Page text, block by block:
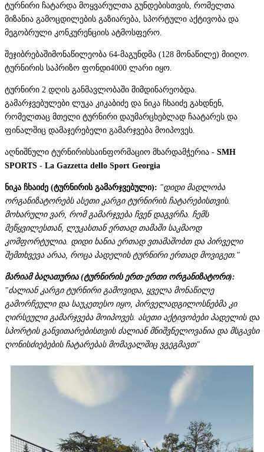
ტურნირი ჩატარდა მოყვარულთა გუნდებისთვის, რომელთა
მიზანია გამოცდილების გაზიარება, სპორტული აქტივობა და
მეგობრული კონკურენციის ატმოსფერო.
შეჯიბრებაშიმონაწილეობა 64-მაგუნდმა (128 მონაწილე) მიიღო.
ტურნირის საპრიზო ფონდი4000 ლარი იყო.
ტურნირი 2 დღის განმავლობაში მიმდინარეობდა.
გამარჯვებულები ლუკა კიკაბიძე და ნიკა ჩხაიძე გახდნენ,
რომელთაც მთელი ტურნირი დაუმარცხებლად ჩაატარეს და
ფინალშიც დამაჯერებელი გამარჯვება მოიპოვეს.
აღნიშნული ტურნირისსაინფორმაციო მხარდამჭერია - SMH
SPORTS - La Gazzetta dello Sport Georgia
ნიკა ჩხაიძე (ტურნირის გამარჯვებული): "დიდი მადლობა
ორგანიზატორებს ასეთი კარგი ტურნირის ჩატარებისთვის.
მოხარული ვარ, რომ გამარჯვება ჩვენ დაგვრჩა. ჩემს
მეწყვილესთან, ლუკასთან ერთად თამაში საკმაოდ
კომფორტულია. დიდი ხანია ერთად ვთამაშობთ და პირველი
შემთხვევა არაა, როცა პადელის ტურნირი ერთად მოვიგეთ."
მარიამ ბაღათურია (ტურნირის ერთ-ერთი ორგანიზატორი):
"ძალიან კარგი ტურნირი გამოვიდა, ყველა მონაწილე
გამორჩეული და საუკეთესო იყო, პირველადგილოსნებმა კი
ღირსეული გამარჯვება მოიპოვეს. ასეთი აქტივობები პადელის და
სპორტის განვითარებისთვის ძალიან მნიშვნელოვანია და მსგავსი
ღონისძიებების ჩატარებას მომავალშიც ვგეგმავთ"